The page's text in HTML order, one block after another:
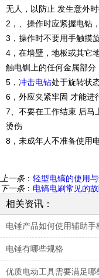
无人，以防止 发生意外
2，、操作时应紧握电钻
3，操作时不要用手触摸
4，在墙壁，地板或其它
触电钏上的任何金属部
5， 冲击电钻处于旋转状
6，外应夹紧牢固 才能进
7、不要在工作结束 后马
烫伤
8，未成年人不准备使用
上一条： 轻型电镐的使用
下一条： 电镐电刷常见的
相关资讯：
电锤产品如何使用辅助手
电锤有哪些规格
优质电动工具需要满足哪